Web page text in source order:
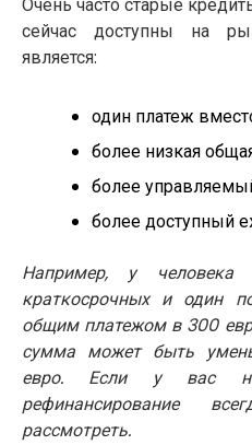
Очень часто старые
сейчас доступны на
является:
один платеж
более низкая
более
более доступный
Например, у
краткосрочных и один
общим платежом в 300
сумма может быть
евро. Если у вас
рефинансирование
рассмотреть.